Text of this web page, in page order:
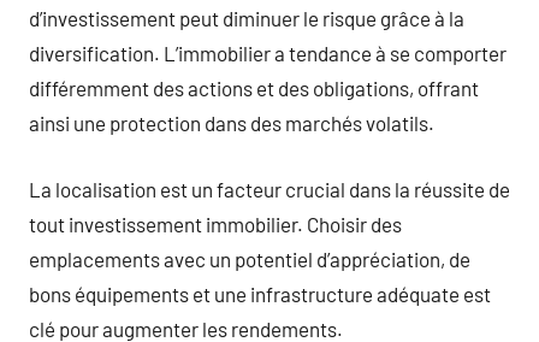
d’investissement peut diminuer le risque grâce à la
diversification. L’immobilier a tendance à se comporter
différemment des actions et des obligations, offrant
ainsi une protection dans des marchés volatils.
La localisation est un facteur crucial dans la réussite de
tout investissement immobilier. Choisir des
emplacements avec un potentiel d’appréciation, de
bons équipements et une infrastructure adéquate est
clé pour augmenter les rendements.